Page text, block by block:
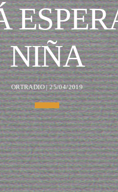
NIÑA
ORTRADIO | 25/04/2019